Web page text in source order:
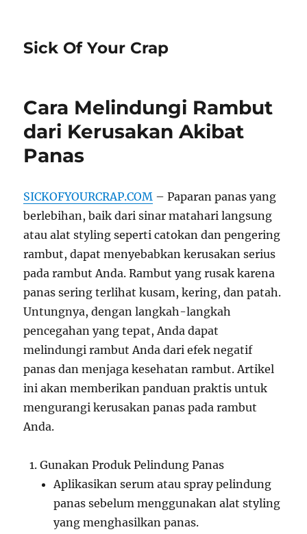
Sick Of Your Crap
Cara Melindungi Rambut
dari Kerusakan Akibat
Panas
SICKOFYOURCRAP.COM – Paparan panas yang
berlebihan, baik dari sinar matahari langsung
atau alat styling seperti catokan dan pengering
rambut, dapat menyebabkan kerusakan serius
pada rambut Anda. Rambut yang rusak karena
panas sering terlihat kusam, kering, dan patah.
Untungnya, dengan langkah-langkah
pencegahan yang tepat, Anda dapat
melindungi rambut Anda dari efek negatif
panas dan menjaga kesehatan rambut. Artikel
ini akan memberikan panduan praktis untuk
mengurangi kerusakan panas pada rambut
Anda.
Gunakan Produk Pelindung Panas
Aplikasikan serum atau spray pelindung
panas sebelum menggunakan alat styling
yang menghasilkan panas.